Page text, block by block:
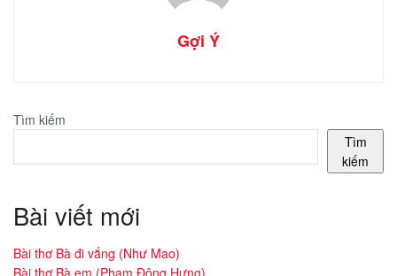
Gợi Ý
Tìm kiếm
Tìm
kiếm
Bài viết mới
Bài thơ Bà đi vắng (Như Mao)